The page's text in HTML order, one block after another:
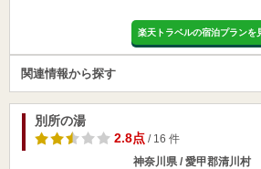
楽天トラベルの宿泊プランを
関連情報から探す
別所の湯
2.8点/ 16 件
神奈川県 / 愛甲郡清川村